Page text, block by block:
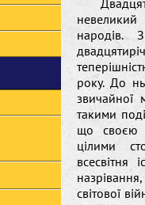
року. До
звичайної
такими
що своєю
цілими
всесвітня
світової